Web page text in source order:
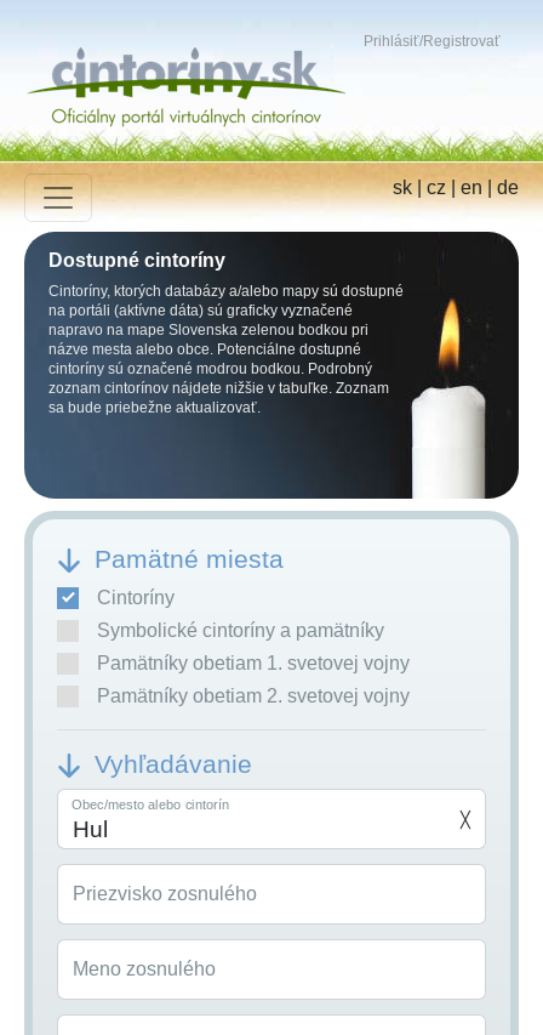
Prihlásiť/Registrovať
sk|cz|en|de
Dostupné cintoríny
Cintoríny, ktorých databázy a/alebo mapy sú dostupné
na portáli (aktívne dáta) sú graficky vyznačené
napravo na mape Slovenska zelenou bodkou pri
názve mesta alebo obce. Potenciálne dostupné
cintoríny sú označené modrou bodkou. Podrobný
zoznam cintorínov nájdete nižšie v tabuľke. Zoznam
sa bude priebežne aktualizovať.
Pamätné miesta
Cintoríny
Symbolické cintoríny a pamätníky
Pamätníky obetiam 1. svetovej vojny
Pamätníky obetiam 2. svetovej vojny
Vyhľadávanie
Obec/mesto alebo cintorín
╳
Priezvisko zosnulého
Meno zosnulého